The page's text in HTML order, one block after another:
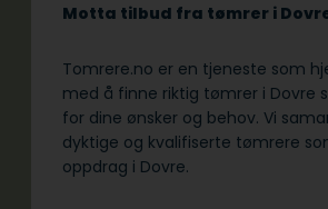
Motta tilbud fra tømrer i
Tomrere.no er en tjeneste som
med å finne riktig tømrer i Dovre
for dine ønsker og behov. Vi
dyktige og kvalifiserte tømrere
oppdrag i Dovre.